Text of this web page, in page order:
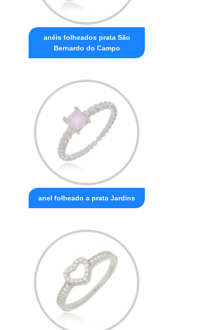
anéis folheados prata São
Bernardo do Campo
anel folheado a prata Jardins